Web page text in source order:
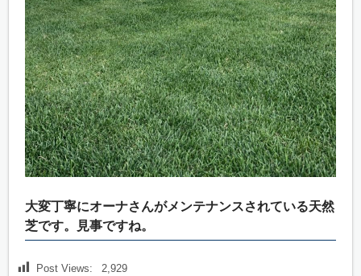
大変丁寧にオーナさんがメンテナンスされている天然
芝です。見事ですね。
Post Views: 2,929